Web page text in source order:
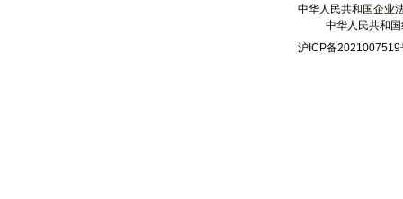
中华人民共和国企业
中华人民共和
沪ICP备